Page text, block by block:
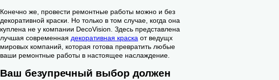
Конечно же, провести ремонтные работы можно и без
декоративной краски. Но только в том случае, когда она
куплена не у компании DecoVision. Здесь представлена
лучшая современная декоративная краска от ведущх
мировых компаний, которая готова превратить любые
ваши ремонтные работы в настоящее наслаждение.
Ваш безупречный выбор должен